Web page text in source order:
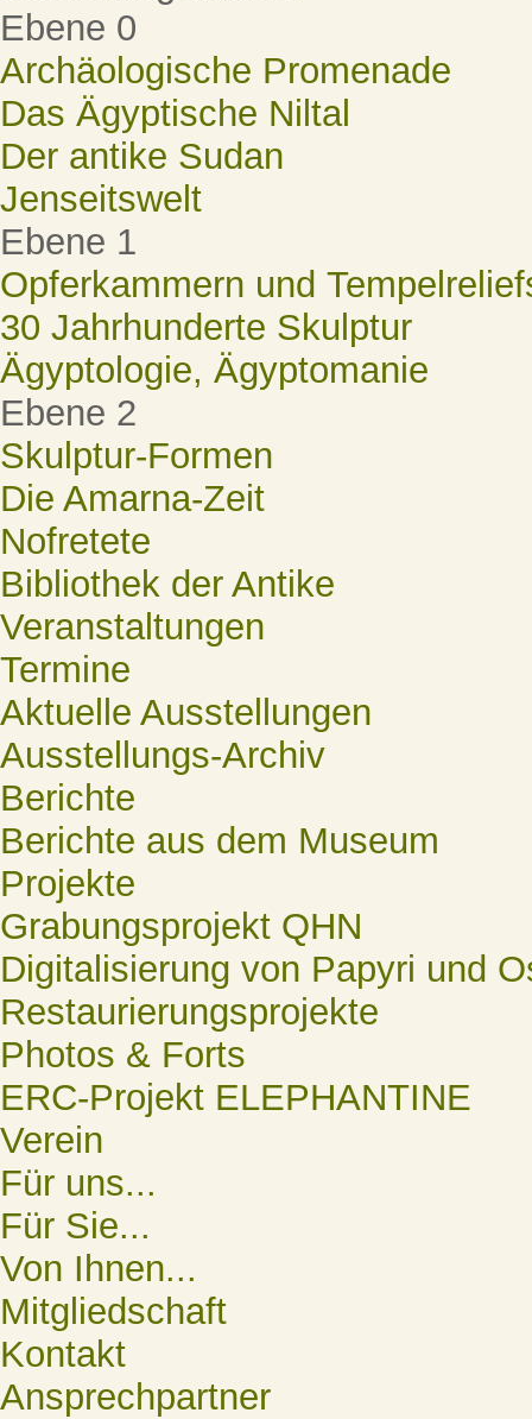
Ebene 0
Archäologische Promenade
Das Ägyptische Niltal
Der antike Sudan
Jenseitswelt
Ebene 1
Opferkammern und
30 Jahrhunderte Skulptur
Ägyptologie, Ägyptomanie
Ebene 2
Skulptur-Formen
Die Amarna-Zeit
Nofretete
Bibliothek der Antike
Veranstaltungen
Termine
Aktuelle Ausstellungen
Ausstellungs-Archiv
Berichte
Berichte aus dem Museum
Projekte
Grabungsprojekt QHN
Digitalisierung von Papyri und
Restaurierungsprojekte
Photos & Forts
ERC-Projekt ELEPHANTINE
Verein
Für uns...
Für Sie...
Von Ihnen...
Mitgliedschaft
Kontakt
Ansprechpartner